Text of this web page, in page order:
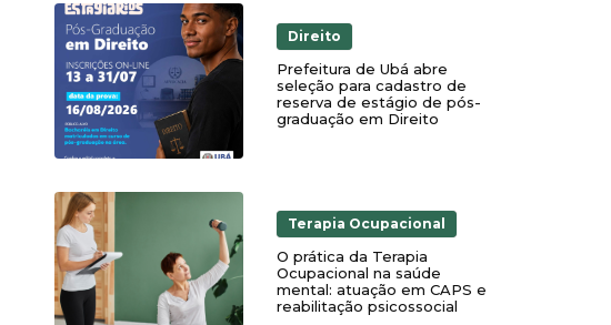
Direito
Prefeitura de Ubá abre
seleção para cadastro de
reserva de estágio de pós-
graduação em Direito
Terapia Ocupacional
O prática da Terapia
Ocupacional na saúde
mental: atuação em CAPS e
reabilitação psicossocial